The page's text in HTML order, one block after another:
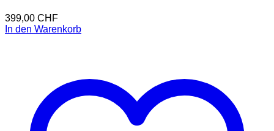
399,00 CHF
In den Warenkorb